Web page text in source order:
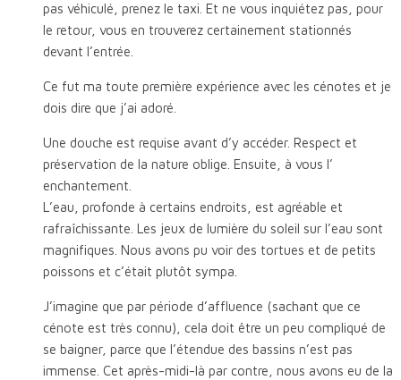
pas véhiculé, prenez le taxi. Et ne vous inquiétez pas, pour
le retour, vous en trouverez certainement stationnés
devant l’entrée.
Ce fut ma toute première expérience avec les cénotes et je
dois dire que j’ai adoré.
Une douche est requise avant d’y accéder. Respect et
préservation de la nature oblige. Ensuite, à vous l’
enchantement.
L’eau, profonde à certains endroits, est agréable et
rafraîchissante. Les jeux de lumière du soleil sur l’eau sont
magnifiques. Nous avons pu voir des tortues et de petits
poissons et c’était plutôt sympa.
J’imagine que par période d’affluence (sachant que ce
cénote est très connu), cela doit être un peu compliqué de
se baigner, parce que l’étendue des bassins n’est pas
immense. Cet après-midi-là par contre, nous avons eu de la